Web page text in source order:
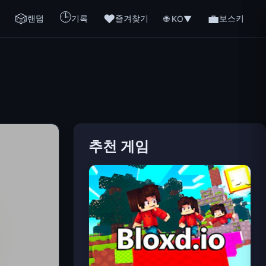
🎲랜덤 🕒기록 ❤️즐겨찾기 🌐 KO▼ 💼보스키
추천 게임